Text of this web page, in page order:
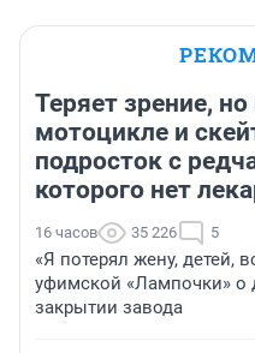
Теряет зрение, но
мотоцикле и
подросток с
которого нет
16 часов 35 226 5
«Я потерял жену, детей,
уфимской «Лампочки» о
закрытии завода